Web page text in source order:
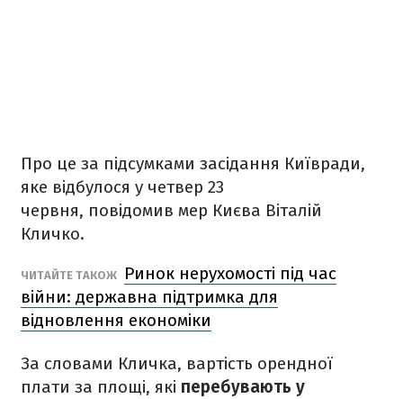
Про це за підсумками засідання Київради,
яке відбулося у четвер 23
червня, повідомив мер Києва Віталій
Кличко.
ЧИТАЙТЕ ТАКОЖ
Ринок нерухомості під час
війни: державна підтримка для
відновлення економіки
За словами Кличка, вартість орендної
плати за площі, які перебувають у